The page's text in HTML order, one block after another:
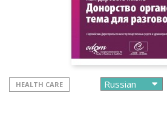
HEALTH CARE